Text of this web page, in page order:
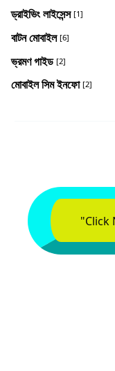
ড্রাইভিং লাইসেন্স [1]
বাটন মোবাইল [6]
ভ্রমণ গাইড [2]
মোবাইল সিম ইনফো [2]